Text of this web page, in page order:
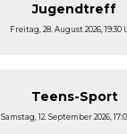
Jugendtreff
Freitag, 28. August 2026, 19:30
Teens-Sport
Samstag, 12. September 2026,